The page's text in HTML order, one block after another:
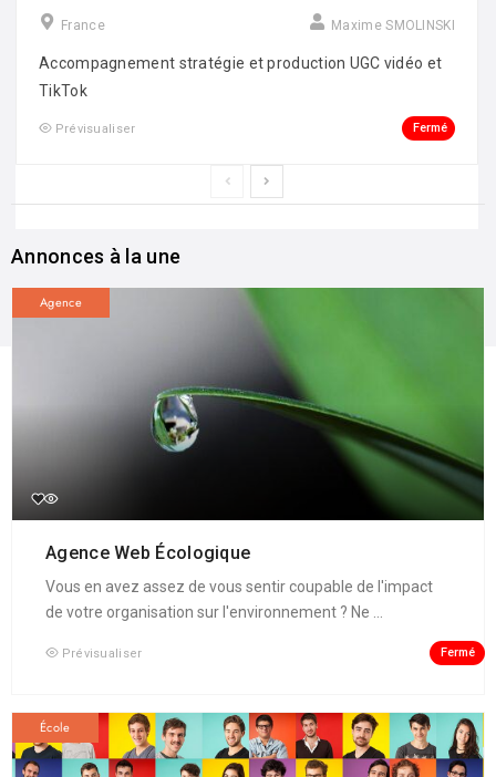
France Maxime SMOLINSKI
Accompagnement stratégie et production UGC vidéo et
TikTok
Prévisualiser Fermé
Annonces à la une
Agence
Agence Web Écologique
Vous en avez assez de vous sentir coupable de l'impact
de votre organisation sur l'environnement ? Ne ...
Prévisualiser Fermé
École